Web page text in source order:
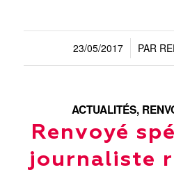
23/05/2017
/ PAR
ACTUALITÉS,
Renvoyé
journaliste